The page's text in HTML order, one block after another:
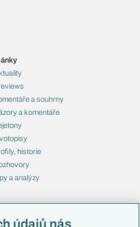
a souhrny
a komentáře
historie
a analýzy
údajů nás